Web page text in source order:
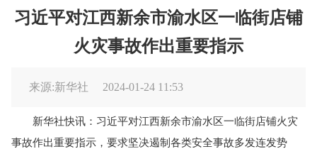
习近平对江西新余市渝水区一临街店铺
火灾事故作出重要指示
来源:新华社 2024-01-24 11:53
新华社快讯：习近平对江西新余市渝水区一临街店铺火灾
事故作出重要指示，要求坚决遏制各类安全事故多发连发势